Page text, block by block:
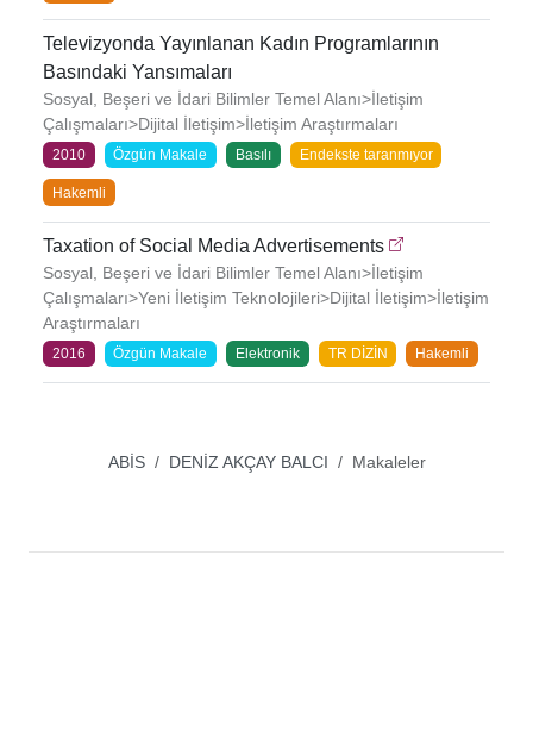
Televizyonda Yayınlanan Kadın Programlarının
Basındaki Yansımaları
Sosyal, Beşeri ve İdari Bilimler Temel Alanı>İletişim
Çalışmaları>Dijital İletişim>İletişim Araştırmaları
2010 Özgün Makale Basılı Endekste taranmıyor
Hakemli
Taxation of Social Media Advertisements
Sosyal, Beşeri ve İdari Bilimler Temel Alanı>İletişim
Çalışmaları>Yeni İletişim Teknolojileri>Dijital İletişim>İletişim
Araştırmaları
2016 Özgün Makale Elektronik TR DİZİN Hakemli
ABİS DENİZ AKÇAY BALCI Makaleler